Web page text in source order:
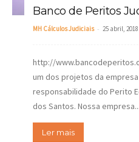
Banco de Peritos
MH Cálculos Judiciais - 25 abril, 2018
http://
um dos projetos da empresa
responsabilidade do Perito
dos Santos. Nossa empresa...
Ler mais